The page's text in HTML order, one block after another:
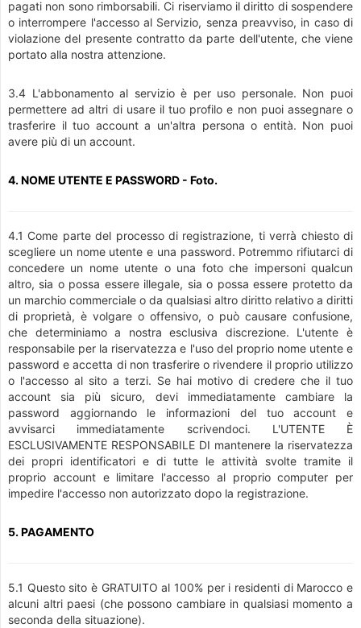
pagati non sono rimborsabili. Ci riserviamo il diritto di sospendere
o interrompere l'accesso al Servizio, senza preavviso, in caso di
violazione del presente contratto da parte dell'utente, che viene
portato alla nostra attenzione.
3.4 L'abbonamento al servizio è per uso personale. Non puoi
permettere ad altri di usare il tuo profilo e non puoi assegnare o
trasferire il tuo account a un'altra persona o entità. Non puoi
avere più di un account.
4. NOME UTENTE E PASSWORD - Foto.
4.1 Come parte del processo di registrazione, ti verrà chiesto di
scegliere un nome utente e una password. Potremmo rifiutarci di
concedere un nome utente o una foto che impersoni qualcun
altro, sia o possa essere illegale, sia o possa essere protetto da
un marchio commerciale o da qualsiasi altro diritto relativo a diritti
di proprietà, è volgare o offensivo, o può causare confusione,
che determiniamo a nostra esclusiva discrezione. L'utente è
responsabile per la riservatezza e l'uso del proprio nome utente e
password e accetta di non trasferire o rivendere il proprio utilizzo
o l'accesso al sito a terzi. Se hai motivo di credere che il tuo
account sia più sicuro, devi immediatamente cambiare la
password aggiornando le informazioni del tuo account e
avvisarci immediatamente scrivendoci. L'UTENTE È
ESCLUSIVAMENTE RESPONSABILE DI mantenere la riservatezza
dei propri identificatori e di tutte le attività svolte tramite il
proprio account e limitare l'accesso al proprio computer per
impedire l'accesso non autorizzato dopo la registrazione.
5. PAGAMENTO
5.1 Questo sito è GRATUITO al 100% per i residenti di Marocco e
alcuni altri paesi (che possono cambiare in qualsiasi momento a
seconda della situazione).